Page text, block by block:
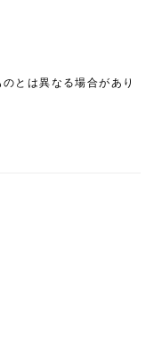
とは異なる場合があり